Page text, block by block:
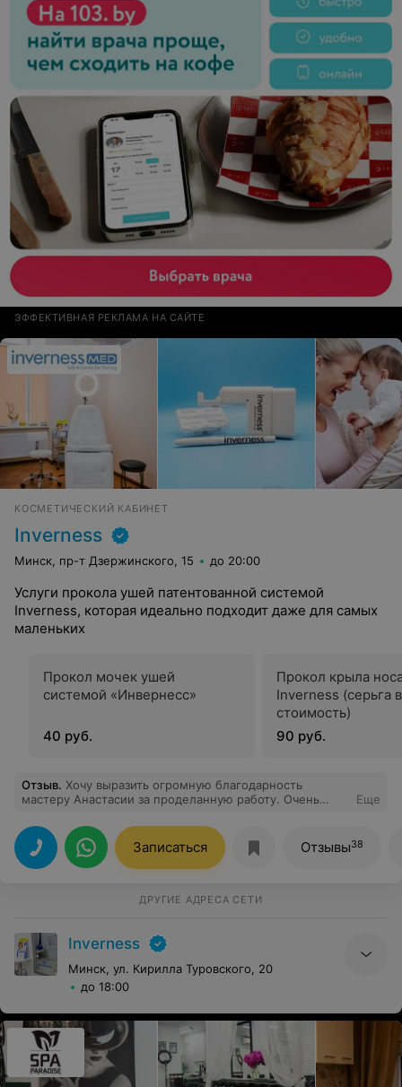
ЭФФЕКТИВНАЯ РЕКЛАМА НА САЙТЕ
КОСМЕТИЧЕСКИЙ КАБИНЕТ
Inverness
Минск, пр-т Дзержинского, 15 до 20:00
Услуги прокола ушей патентованной системой
Inverness, которая идеально подходит даже для самых
маленьких
Прокол мочек ушей
системой «Инвернесс»
40 руб.
Прокол крыла
Inverness (серьга
стоимость)
90 руб.
Отзыв. Хочу выразить огромную благодарность
мастеру Анастасии за проделанную работу. Очень
дальнейшем уходе. Ушки зажили без проблем,дочка
довольна очень
Еще
Записаться Отзывы38
ДРУГИЕ АДРЕСА СЕТИ
Inverness
Минск, ул. Кирилла Туровского, 20
до 18:00